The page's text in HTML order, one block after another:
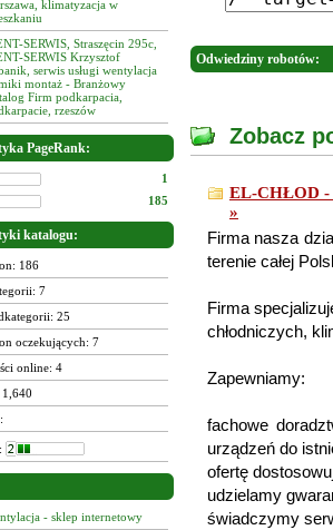
klimatyzacja w
SERWIS, Straszęcin 295c,
SERWIS Krzysztof
serwis usługi wentylacja
montaż - Branżowy
Firm podkarpacia,
rzeszów
PageRank:
1
185
katalogu:
186
7
25
oczekujących: 7
online: 4
- sklep internetowy
Odwiedziny robotów:
Zobacz
EL-CHŁOD -
»
Firma nasza
terenie całej
Firma
chłodniczych,
Zapewniamy:
fachowe
urządzeń do
ofertę
udzielamy
świadczymy